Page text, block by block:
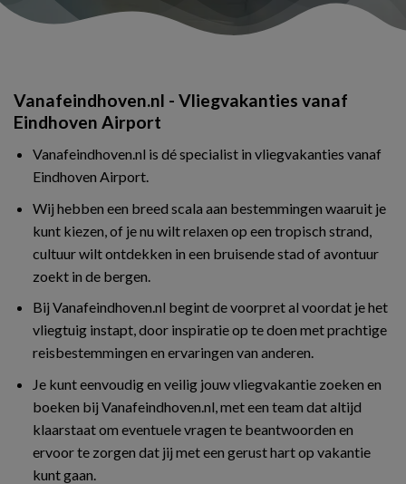
Vanafeindhoven.nl - Vliegvakanties vanaf
Eindhoven Airport
Vanafeindhoven.nl is dé specialist in vliegvakanties vanaf
Eindhoven Airport.
Wij hebben een breed scala aan bestemmingen waaruit je
kunt kiezen, of je nu wilt relaxen op een tropisch strand,
cultuur wilt ontdekken in een bruisende stad of avontuur
zoekt in de bergen.
Bij Vanafeindhoven.nl begint de voorpret al voordat je het
vliegtuig instapt, door inspiratie op te doen met prachtige
reisbestemmingen en ervaringen van anderen.
Je kunt eenvoudig en veilig jouw vliegvakantie zoeken en
boeken bij Vanafeindhoven.nl, met een team dat altijd
klaarstaat om eventuele vragen te beantwoorden en
ervoor te zorgen dat jij met een gerust hart op vakantie
kunt gaan.